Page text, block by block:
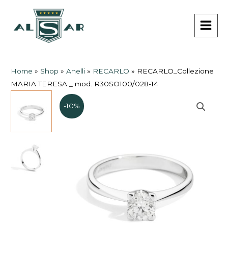
contenuto
Home » Shop »Anelli » RECARLO » RECARLO_Collezione
MARIA TERESA _ mod. R30SO100/028-14
-10%